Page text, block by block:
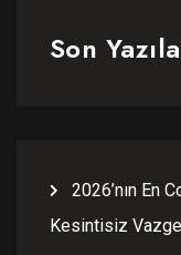
Son
2026’nın En
Kesintisiz